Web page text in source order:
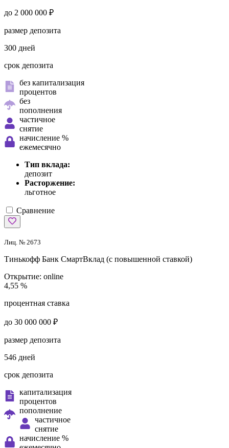
до 2 000 000 ₽
размер депозита
300 дней
срок депозита
без капитализация
процентов
без
пополнения
частичное
снятие
начисление %
ежемесячно
Тип вклада:
депозит
Расторжение:
льготное
Сравнение
Лиц. № 2673
Тинькофф Банк СмартВклад (с повышенной ставкой)
Открытие: online
4,55 %
процентная ставка
до 30 000 000 ₽
размер депозита
546 дней
срок депозита
капитализация
процентов
пополнение
частичное
снятие
начисление %